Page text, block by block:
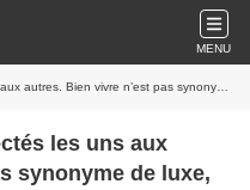
MENU
synonyme de luxe, mais signifie être lié à son prochain, à la terre
les uns aux
synonyme de luxe,